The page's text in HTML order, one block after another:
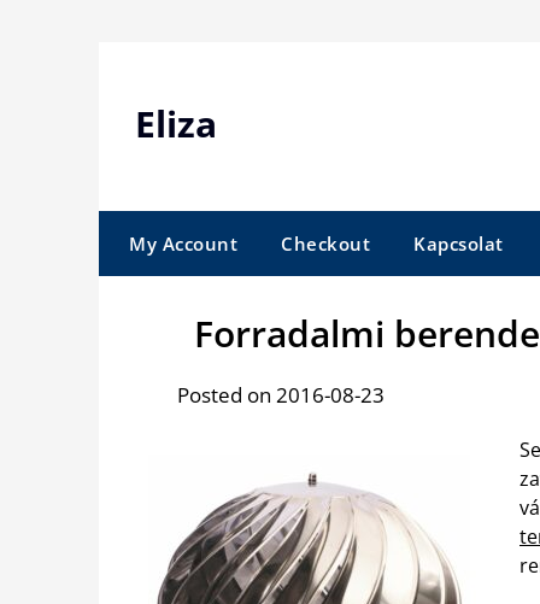
Eliza
My Account Checkout Kapcsolat
Forradalmi
Posted on 2016-08-23